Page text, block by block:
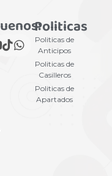
Politicas
Politicas de
Anticipos
Politicas de
Casilleros
Politicas de
Apartados